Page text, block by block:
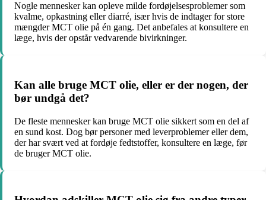
Nogle mennesker kan opleve milde fordøjelsesproblemer som
kvalme, opkastning eller diarré, især hvis de indtager for store
mængder MCT olie på én gang. Det anbefales at konsultere en
læge, hvis der opstår vedvarende bivirkninger.
Kan alle bruge MCT olie, eller er der nogen, der
bør undgå det?
De fleste mennesker kan bruge MCT olie sikkert som en del af
en sund kost. Dog bør personer med leverproblemer eller dem,
der har svært ved at fordøje fedtstoffer, konsultere en læge, før
de bruger MCT olie.